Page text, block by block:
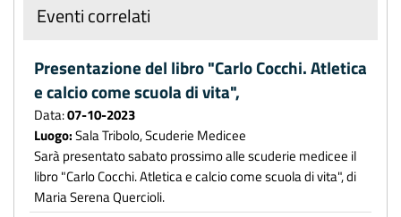
Eventi correlati
Presentazione del libro "Carlo Cocchi. Atletica
e calcio come scuola di vita",
Data:07-10-2023
Luogo:Sala Tribolo, Scuderie Medicee
Sarà presentato sabato prossimo alle scuderie medicee il
libro "Carlo Cocchi. Atletica e calcio come scuola di vita", di
Maria Serena Quercioli.